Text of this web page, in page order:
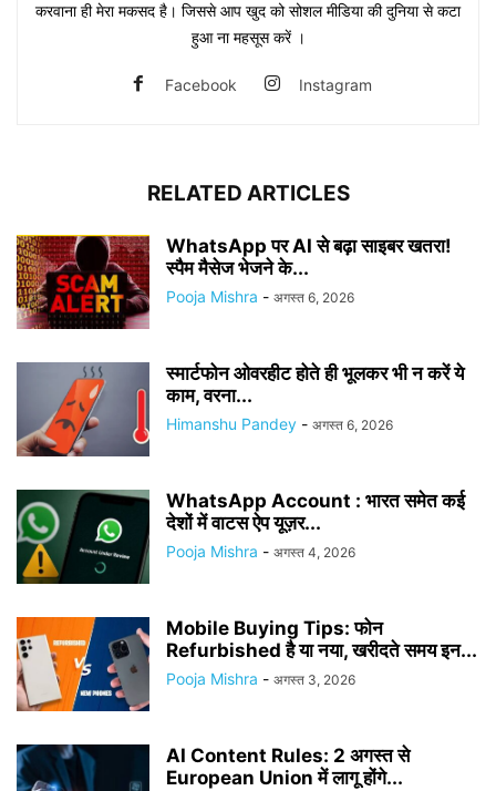
करवाना ही मेरा मकसद है। जिससे आप खुद को सोशल मीडिया की दुनिया से कटा
हुआ ना महसूस करें ।
Facebook Instagram
RELATED ARTICLES
WhatsApp पर AI से बढ़ा साइबर खतरा!
स्पैम मैसेज भेजने के...
Pooja Mishra - अगस्त 6, 2026
स्मार्टफोन ओवरहीट होते ही भूलकर भी न करें ये
काम, वरना...
Himanshu Pandey - अगस्त 6, 2026
WhatsApp Account : भारत समेत कई
देशों में वाटस ऐप यूज़र...
Pooja Mishra - अगस्त 4, 2026
Mobile Buying Tips: फोन
Refurbished है या नया, खरीदते समय इन...
Pooja Mishra - अगस्त 3, 2026
AI Content Rules: 2 अगस्त से
European Union में लागू होंगे...